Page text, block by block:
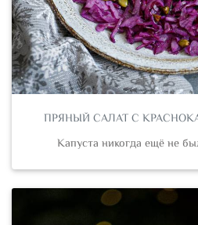
ПРЯНЫЙ САЛАТ С
Капуста никогда ещё не